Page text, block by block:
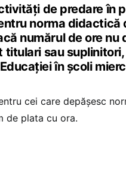
de predare în
norma didactică
numărul de ore nu
titulari sau
în școli
cei care depășesc
de plata cu ora.